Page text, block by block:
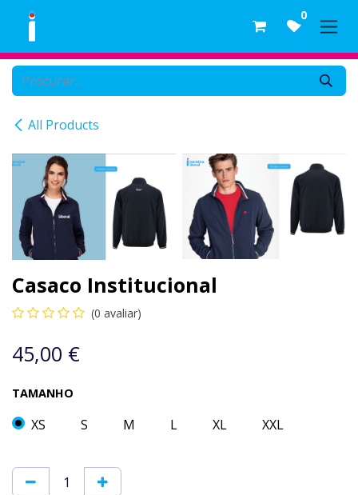
Skip to Content 0
All Products
Casaco Institucional
(0 avaliar)
45,00 €
TAMANHO
XS S M L XL XXL